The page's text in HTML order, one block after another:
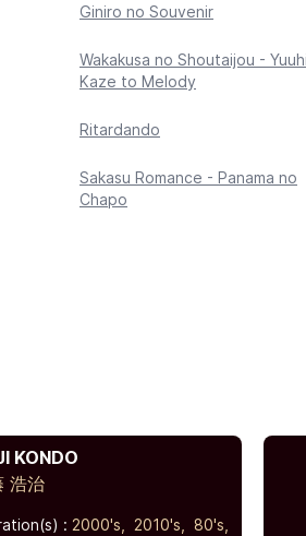
Giniro no Souvenir
Wakakusa no Shoutaijou -
Kaze to Melody
Ritardando
Sakasu Romance - Panama no
Chapo
KONDO
浩治
: 2000's, 2010's, 80's,